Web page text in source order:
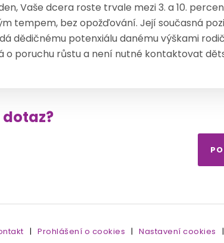
Vaše dcera roste trvale mezi 3. a 10.
tempem, bez opožďování. Její současná
dědičnému potenxiálu danému výškami
o poruchu růstu a není nutné kontaktovat
| Prohlášení o cookies | Nastavení cookies |